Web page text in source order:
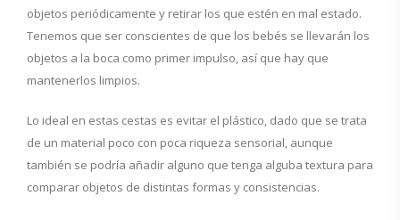
objetos periódicamente y retirar los que estén en mal estado.
Tenemos que ser conscientes de que los bebés se llevarán los
objetos a la boca como primer impulso, así que hay que
mantenerlos limpios.
Lo ideal en estas cestas es evitar el plástico, dado que se trata
de un material poco con poca riqueza sensorial, aunque
también se podría añadir alguno que tenga alguba textura para
comparar objetos de distintas formas y consistencias.